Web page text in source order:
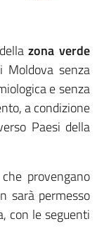
zona verde
Moldova senza
e senza
a condizione
Paesi della
provengano
sarà permesso
con le seguenti